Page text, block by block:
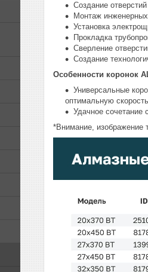
Создание
Монтаж
Установка
Прокладка
Сверление
Создание
Особенности коронок
Универсальные
оптимальную
Удачное сочетание
*Внимание, изображение